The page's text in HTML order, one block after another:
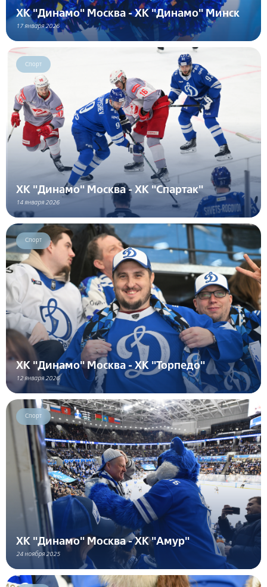
ХК "Динамо" Москва - ХК "Динамо" Минск
17 января 2026
Спорт
ХК "Динамо" Москва - ХК "Спартак"
14 января 2026
Спорт
ХК "Динамо" Москва - ХК "Торпедо"
12 января 2026
Спорт
ХК "Динамо" Москва - ХК "Амур"
24 ноября 2025